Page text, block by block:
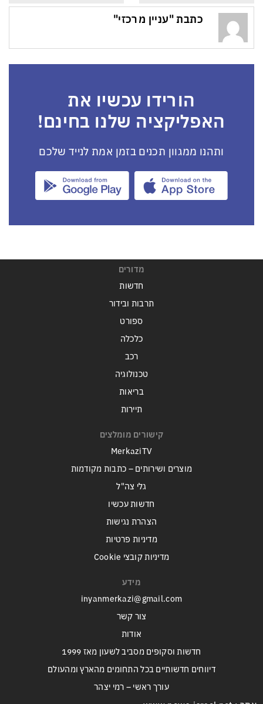
כתבת "עניין מרכזי"
הורידו עכשיו את
האפליקציה שלנו בחינם!
ותהנו ממגוון תכנים בזמן אמת לנייד שלכם
מדורים
חדשות
תרבות ובידור
ספורט
כלכלה
רכב
טכנולוגיה
בריאות
תיירות
קישורים מומלצים
MerkaziTV
מוצרים ושירותים – כתבות מקודמות
גלי צה"ל
חדשות עכשיו
הצהרת נגישות
מדיניות פרטיות
מדיניות קובצי Cookie
מידע
inyanmerkazi@gmail.com
צור קשר
אודות
חדשות וסקופים מסביב לשעון מאז 1999
דיווחים חדשותיים בכל התחומים מהארץ ומהעולם
עורך ראשי – רמי יצהר